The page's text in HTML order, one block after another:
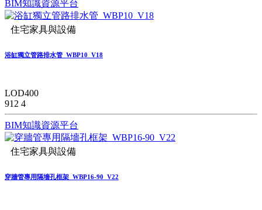
BIM知識資源平台
住宅家具與設備
浴缸獨立管路排水管_WBP10_V18
LOD400
912 4
BIM知識資源平台
住宅家具與設備
穿牆管專用隔墻孔框架_WBP16-90_V22